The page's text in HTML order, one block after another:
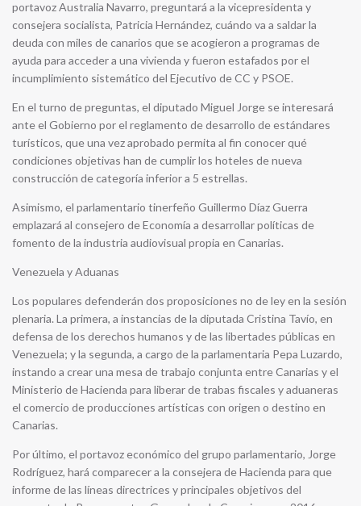
portavoz Australia Navarro, preguntará a la vicepresidenta y
consejera socialista, Patricia Hernández, cuándo va a saldar la
deuda con miles de canarios que se acogieron a programas de
ayuda para acceder a una vivienda y fueron estafados por el
incumplimiento sistemático del Ejecutivo de CC y PSOE.
En el turno de preguntas, el diputado Miguel Jorge se interesará
ante el Gobierno por el reglamento de desarrollo de estándares
turísticos, que una vez aprobado permita al fin conocer qué
condiciones objetivas han de cumplir los hoteles de nueva
construcción de categoría inferior a 5 estrellas.
Asimismo, el parlamentario tinerfeño Guillermo Díaz Guerra
emplazará al consejero de Economía a desarrollar políticas de
fomento de la industria audiovisual propia en Canarias.
Venezuela y Aduanas
Los populares defenderán dos proposiciones no de ley en la sesión
plenaria. La primera, a instancias de la diputada Cristina Tavío, en
defensa de los derechos humanos y de las libertades públicas en
Venezuela; y la segunda, a cargo de la parlamentaria Pepa Luzardo,
instando a crear una mesa de trabajo conjunta entre Canarias y el
Ministerio de Hacienda para liberar de trabas fiscales y aduaneras
el comercio de producciones artísticas con origen o destino en
Canarias.
Por último, el portavoz económico del grupo parlamentario, Jorge
Rodríguez, hará comparecer a la consejera de Hacienda para que
informe de las líneas directrices y principales objetivos del